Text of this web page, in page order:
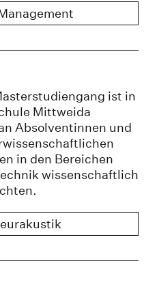
ist in
Mittweida
Absolventinnen und
in den Bereichen
wissenschaftlich